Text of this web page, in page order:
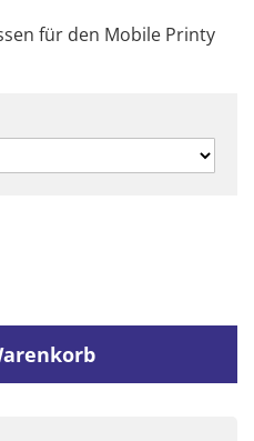
für den Mobile Printy